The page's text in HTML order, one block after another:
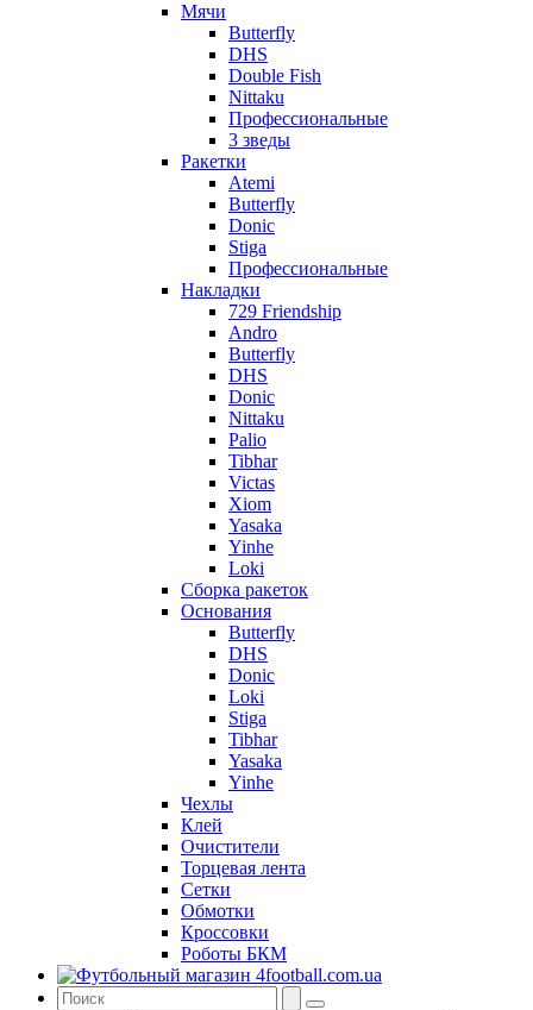
Мячи
Butterfly
DHS
Double Fish
Nittaku
Профессиональные
3 зведы
Ракетки
Atemi
Butterfly
Donic
Stiga
Профессиональные
Накладки
729 Friendship
Andro
Butterfly
DHS
Donic
Nittaku
Palio
Tibhar
Victas
Xiom
Yasaka
Yinhe
Loki
Сборка ракеток
Основания
Butterfly
DHS
Donic
Loki
Stiga
Tibhar
Yasaka
Yinhe
Чехлы
Клей
Очистители
Торцевая лента
Сетки
Обмотки
Кроссовки
Роботы БКМ